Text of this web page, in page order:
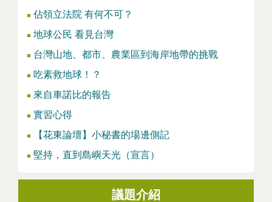
佔領立法院 有何不可？
地球公民 看見台灣
台灣山地、都市、農業區到海岸地帶的挑戰
吃素救地球！？
來自車諾比的報告
實習心得
【花東論壇】小秘書的場邊側記
堅持，直到島嶼天光（宣言）
議題介紹